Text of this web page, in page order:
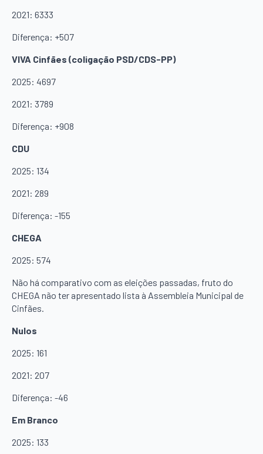
2021: 6333
Diferença: +507
VIVA Cinfães (coligação PSD/CDS-PP)
2025: 4697
2021: 3789
Diferença: +908
CDU
2025: 134
2021: 289
Diferença: -155
CHEGA
2025: 574
Não há comparativo com as eleições passadas, fruto do
CHEGA não ter apresentado lista à Assembleia Municipal de
Cinfães.
Nulos
2025: 161
2021: 207
Diferença: -46
Em Branco
2025: 133